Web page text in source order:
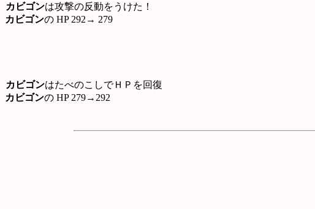
カビゴンは攻撃の反動をうけた！
カビゴンの HP 292→ 279
カビゴンはたべのこしでＨＰを回復
カビゴンの HP 279→292